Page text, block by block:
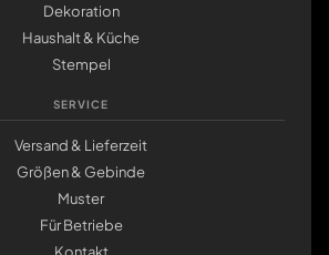
Dekoration
Haushalt & Küche
Stempel
SERVICE
Versand & Lieferzeit
Größen & Gebinde
Muster
Für Betriebe